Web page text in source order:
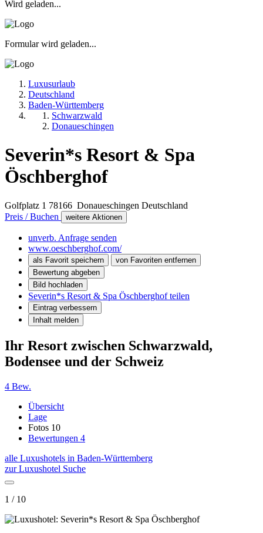
Wird geladen...
Formular wird geladen...
Luxusurlaub
Deutschland
Baden-Württemberg
Schwarzwald
Donaueschingen
Severin*s Resort & Spa
Öschberghof
Golfplatz 1 78166 Donaueschingen Deutschland
Preis / Buchen
weitere Aktionen
unverb. Anfrage senden
www.oeschberghof.com/
als Favorit speichern
von Favoriten entfernen
Bewertung abgeben
Bild hochladen
Severin*s Resort & Spa Öschberghof teilen
Eintrag verbessern
Inhalt melden
Ihr Resort zwischen Schwarzwald,
Bodensee und der Schweiz
4 Bew.
Übersicht
Lage
Fotos 10
Bewertungen 4
alle Luxushotels in Baden-Württemberg
zur Luxushotel Suche
1 / 10